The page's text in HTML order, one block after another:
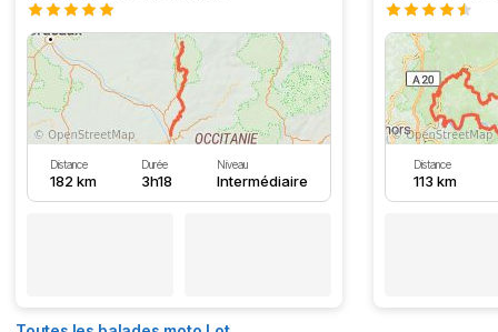
Distance
182 km
Durée
3h18
Niveau
Intermédiaire
Distance
113 km